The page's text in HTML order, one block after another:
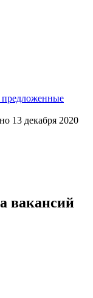
предложенные
13 декабря 2020
вакансий